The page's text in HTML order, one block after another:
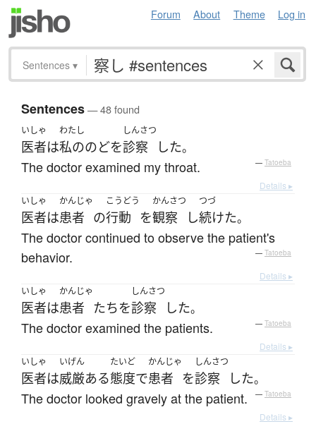
Forum About Theme Log in
Sentences ▾
Sentences— 48 found
いしゃ
医者は
わたし
私ののどを
しんさつ
診察 した。
The doctor examined my throat. — Tatoeba
Details ▸
いしゃ
医者は
かんじゃ
患者 の
こうどう
行動 を
かんさつ
観察 し
つづ
続けた。
The doctor continued to observe the patient's
behavior.
— Tatoeba
Details ▸
いしゃ
医者は
かんじゃ
患者 たちを
しんさつ
診察 した。
The doctor examined the patients. — Tatoeba
Details ▸
いしゃ
医者は
いげん
威厳ある
たいど
態度で
かんじゃ
患者 を
しんさつ
診察 した。
The doctor looked gravely at the patient. — Tatoeba
Details ▸